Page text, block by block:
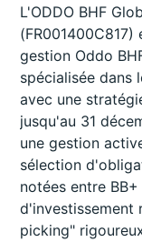
L'ODDO BHF
gestion Oddo
spécialisée dans
avec une
jusqu'au 31
une gestion
sélection
notées entre
d'investissement
picking"